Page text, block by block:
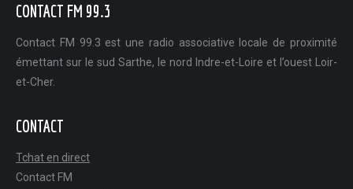
CONTACT FM 99.3
Contact FM 99.3 est une radio associative locale de proximité
émettant sur le sud Sarthe, le nord Indre-et-Loire et l’ouest Loir-
et-Cher.
CONTACT
Tchat en direct
Contact FM